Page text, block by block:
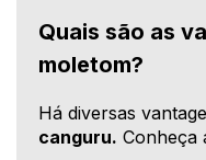
Quais são as
moletom?
Há diversas
canguru. Conheça